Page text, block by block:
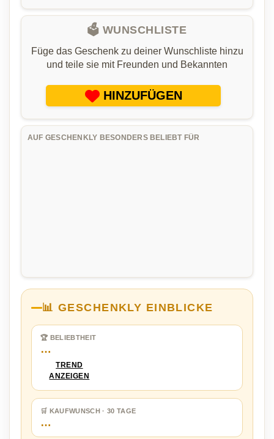
🗳️ WUNSCHLISTE
Füge das Geschenk zu deiner Wunschliste hinzu
und teile sie mit Freunden und Bekannten
HINZUFÜGEN
AUF GESCHENKLY BESONDERS BELIEBT FÜR
📊 GESCHENKLY EINBLICKE
🏆 BELIEBTHEIT
…
TREND
ANZEIGEN
🛒 KAUFWUNSCH · 30 TAGE
…